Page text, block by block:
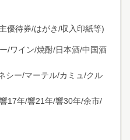
優待券/はがき/収入印紙等)
/ワイン/焼酎/日本酒/中国酒
シー/マーテル/カミュ/クル
17年/響21年/響30年/余市/